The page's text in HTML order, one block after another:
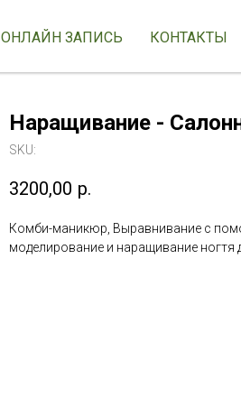
ОНЛАЙН ЗАПИСЬ КОНТАКТЫ
Наращивание -
SKU:
3200,00 р.
Комби-маникюр, Выравнивание с
моделирование и наращивание ногтя